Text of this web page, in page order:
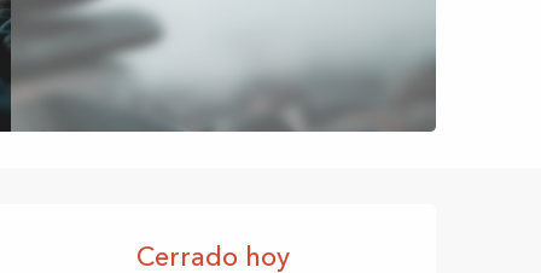
y datos
Cerrado hoy